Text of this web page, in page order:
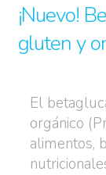
¡Nuevo!
gluten y
El
orgánico
alimentos,